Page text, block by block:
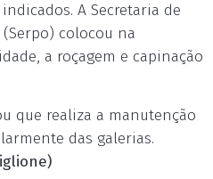
A Secretaria de
colocou na
a roçagem e capinação
que realiza a manutenção
das galerias.